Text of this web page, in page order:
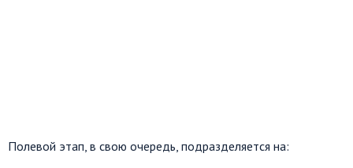
Полевой этап, в свою очередь, подразделяется на: